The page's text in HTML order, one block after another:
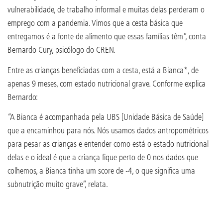
vulnerabilidade, de trabalho informal e muitas delas perderam o
emprego com a pandemia. Vimos que a cesta básica que
entregamos é a fonte de alimento que essas famílias têm”, conta
Bernardo Cury, psicólogo do CREN.
Entre as crianças beneficiadas com a cesta, está a Bianca*, de
apenas 9 meses, com estado nutricional grave. Conforme explica
Bernardo:
“A Bianca é acompanhada pela UBS [Unidade Básica de Saúde]
que a encaminhou para nós. Nós usamos dados antropométricos
para pesar as crianças e entender como está o estado nutricional
delas e o ideal é que a criança fique perto de 0 nos dados que
colhemos, a Bianca tinha um score de -4, o que significa uma
subnutrição muito grave”, relata.